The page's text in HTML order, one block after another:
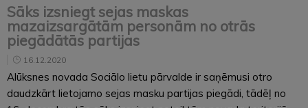
Sāks izsniegt sejas maskas
mazaizsargātām personām no otrās
piegādātās partijas
16.12.2020
Alūksnes novada Sociālo lietu pārvalde ir saņēmusi otro
daudzkārt lietojamo sejas masku partijas piegādi, tādēļ no